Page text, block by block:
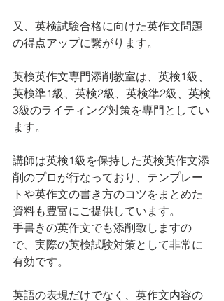
又、英検試験合格に向けた英作文問題
の得点アップに繋がります。
英検英作文専門添削教室は、英検1級、
英検準1級、英検2級、英検準2級、英検
3級のライティング対策を専門としてい
ます。
講師は英検1級を保持した英検英作文添
削のプロが行なっており、テンプレー
トや英作文の書き方のコツをまとめた
資料も豊富にご提供しています。
手書きの英作文でも添削致しますの
で、実際の英検試験対策として非常に
有効です。
英語の表現だけでなく、英作文内容の